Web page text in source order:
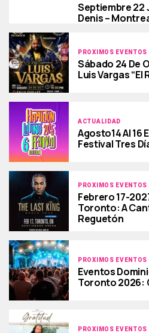
Septiembre 22
Denis –
PROXIMOS EVENTOS
Sábado 24 De
Luis Vargas “El
ACTUALIDAD
Agosto14 Al 16
Festival Tres
PROXIMOS EVENTOS
Febrero 17-
Toronto: A
Reguetón
PROXIMOS EVENTOS
Eventos
Toronto 2026:
PROXIMOS EVENTOS